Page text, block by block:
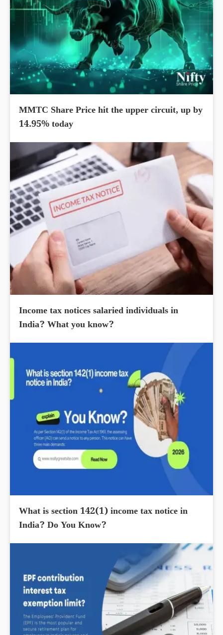
MMTC Share Price hit the upper circuit, up by
14.95% today
Income tax notices salaried individuals in
India? What you know?
What is section 142(1) income tax notice in
India? Do You Know?